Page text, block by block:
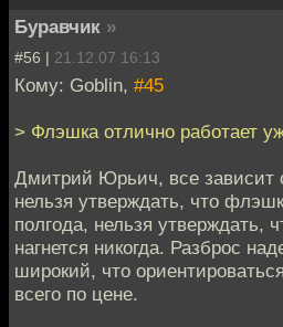
Буравчик »
#56 | 21.12.07 16:13
Кому: Goblin, #45
> Флэшка отлично работает
Дмитрий Юрьич, все зависит
нельзя утверждать, что
полгода, нельзя утверждать,
нагнется никогда. Разброс
широкий, что
всего по цене.